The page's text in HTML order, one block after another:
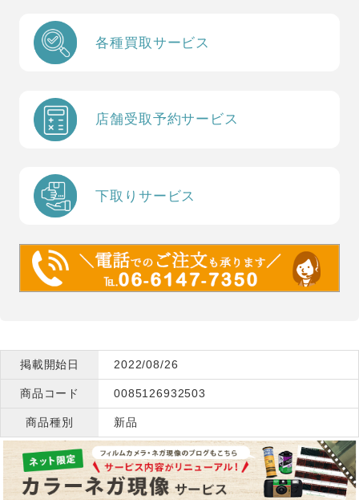
各種買取サービス
店舗受取予約サービス
下取りサービス
掲載開始日 2022/08/26
商品コード 0085126932503
商品種別 新品